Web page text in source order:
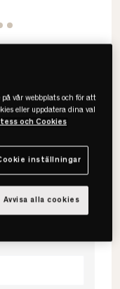
vår webbplats och för att
eller uppdatera dina val
och Cookies
inställningar
Avvisa alla cookies